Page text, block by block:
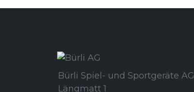
Bürli Spiel- und Sportgeräte AG
Längmatt 1